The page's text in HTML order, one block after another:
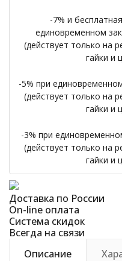
-7% и
единовременном
(действует только на
гайки и
-5% при
(действует только на
гайки и
-3% при
(действует только на
гайки и
Доставка по России
On-line оплата
Система скидок
Всегда на связи
Описание